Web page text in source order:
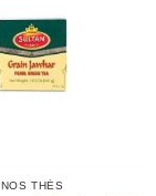
NOS THÉS